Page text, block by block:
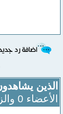
الذين
الأعضاء 0 والزوار 1)